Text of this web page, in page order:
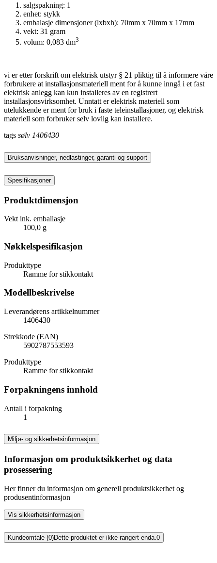
salgspakning: 1
enhet: stykk
embalasje dimensjoner (lxbxh): 70mm x 70mm x 17mm
vekt: 31 gram
volum: 0,083 dm3
vi er etter forskrift om elektrisk utstyr § 21 pliktig til å informere våre
forbrukere at installasjonsmateriell ment for å kunne inngå i et fast
elektrisk anlegg kan kun installeres av en registrert
installasjonsvirksomhet. Unntatt er elektrisk materiell som
utelukkende er ment for bruk i faste teleinstallasjoner, og elektrisk
materiell som forbruker selv lovlig kan installere.
tags sølv 1406430
Bruksanvisninger, nedlastinger, garanti og support
Spesifikasjoner
Produktdimensjon
Vekt ink. emballasje
100,0 g
Nøkkelspesifikasjon
Produkttype
Ramme for stikkontakt
Modellbeskrivelse
Leverandørens artikkelnummer
1406430
Strekkode (EAN)
5902787553593
Produkttype
Ramme for stikkontakt
Forpakningens innhold
Antall i forpakning
1
Miljø- og sikkerhetsinformasjon
Informasjon om produktsikkerhet og data
prosessering
Her finner du informasjon om generell produktsikkerhet og
produsentinformasjon
Vis sikkerhetsinformasjon
Kundeomtale (0)Dette produktet er ikke rangert enda.0